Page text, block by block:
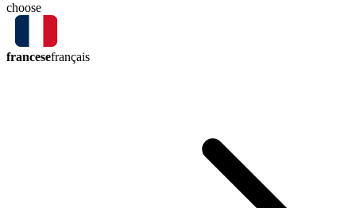
choose
francesefrançais